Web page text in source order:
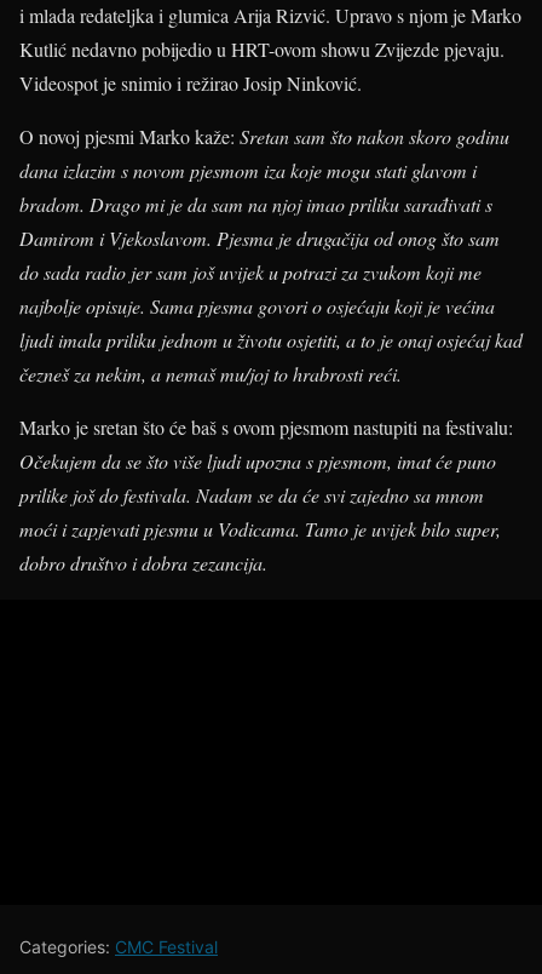
i mlada redateljka i glumica Arija Rizvić. Upravo s njom je Marko
Kutlić nedavno pobijedio u HRT-ovom showu Zvijezde pjevaju.
Videospot je snimio i režirao Josip Ninković.
O novoj pjesmi Marko kaže: Sretan sam što nakon skoro godinu
dana izlazim s novom pjesmom iza koje mogu stati glavom i
bradom. Drago mi je da sam na njoj imao priliku sarađivati s
Damirom i Vjekoslavom. Pjesma je drugačija od onog što sam
do sada radio jer sam još uvijek u potrazi za zvukom koji me
najbolje opisuje. Sama pjesma govori o osjećaju koji je većina
ljudi imala priliku jednom u životu osjetiti, a to je onaj osjećaj kad
čezneš za nekim, a nemaš mu/joj to hrabrosti reći.
Marko je sretan što će baš s ovom pjesmom nastupiti na festivalu:
Očekujem da se što više ljudi upozna s pjesmom, imat će puno
prilike još do festivala. Nadam se da će svi zajedno sa mnom
moći i zapjevati pjesmu u Vodicama. Tamo je uvijek bilo super,
dobro društvo i dobra zezancija.
Categories: CMC Festival